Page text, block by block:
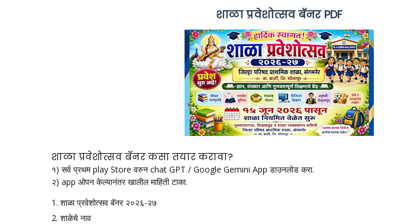
शाळा प्रवेशोत्सव बॅनर PDF
शाळा प्रवेशोत्सव बॅनर कसा तयार करावा?
१) सर्व प्रथम play Store वरुन chat GPT / Google Gemini App डाउनलोड करा.
२) app ओपन केल्यानंतर खालील माहिती टाका.
शाळा प्रवेशोत्सव बॅनर २०२६-२७
शाळेचे नाव